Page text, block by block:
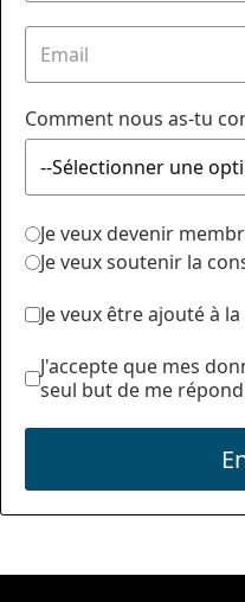
Comment nous as-tu
Je veux devenir
Je veux soutenir la
Je veux être ajouté à
J'accepte que mes
seul but de me